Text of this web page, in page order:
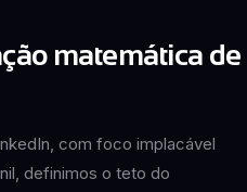
matemática de
com foco implacável
definimos o teto do